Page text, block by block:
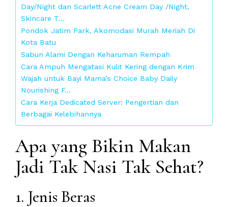
Day/Night dan Scarlett Acne Cream Day /Night,
Skincare T…
Pondok Jatim Park, Akomodasi Murah Meriah Di
Kota Batu
Sabun Alami Dengan Keharuman Rempah
Cara Ampuh Mengatasi Kulit Kering dengan Krim
Wajah untuk Bayi Mama’s Choice Baby Daily
Nourishing F…
Cara Kerja Dedicated Server: Pengertian dan
Berbagai Kelebihannya
Apa yang Bikin Makan
Jadi Tak Nasi Tak Sehat?
1. Jenis Beras